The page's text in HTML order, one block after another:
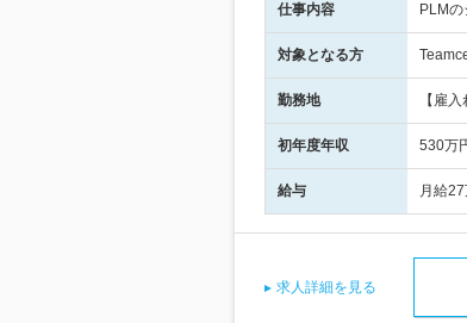
仕事内容 PLM
対象となる方
勤務地 【雇
初年度年収 530万
給与 月給
求人詳細を見る